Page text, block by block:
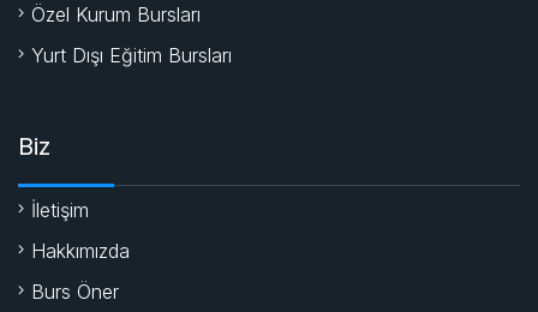
Özel Kurum Bursları
Yurt Dışı Eğitim Bursları
Biz
İletişim
Hakkımızda
Burs Öner